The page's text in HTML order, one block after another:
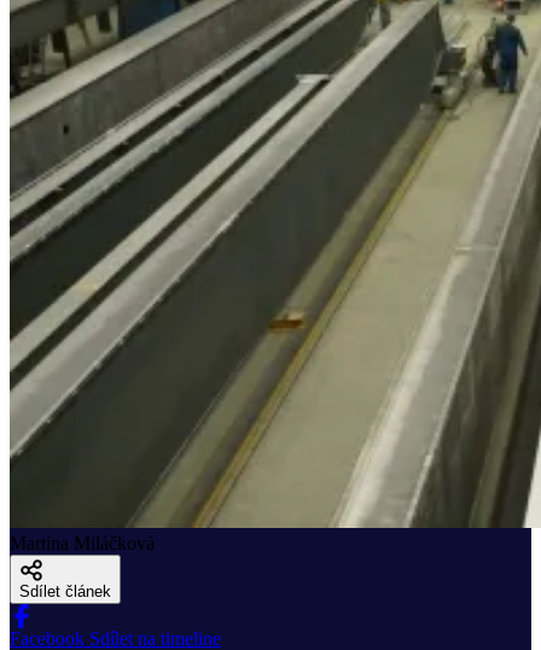
Martina Miláčková
Sdílet článek
Facebook Sdílet na timeline